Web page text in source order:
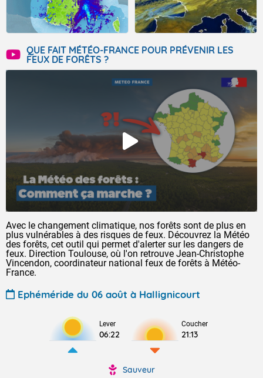
QUE FAIT MÉTÉO-FRANCE POUR PRÉVENIR LES
FEUX DE FORÊTS ?
Avec le changement climatique, nos forêts sont de plus en
plus vulnérables à des risques de feux. Découvrez la Météo
des forêts, cet outil qui permet d'alerter sur les dangers de
feux. Direction Toulouse, où l'on retrouve Jean-Christophe
Vincendon, coordinateur national feux de forêts à Météo-
France.
Ephéméride du 06 août à Hallignicourt
Lever
06:22
Coucher
21:13
Sauveur